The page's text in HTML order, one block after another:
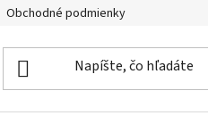
Obchodné podmienky